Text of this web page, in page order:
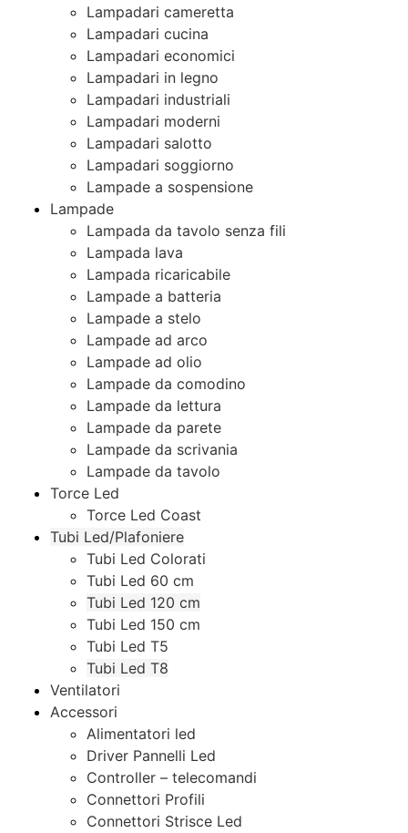
Lampadari cameretta
Lampadari cucina
Lampadari economici
Lampadari in legno
Lampadari industriali
Lampadari moderni
Lampadari salotto
Lampadari soggiorno
Lampade a sospensione
Lampade
Lampada da tavolo senza fili
Lampada lava
Lampada ricaricabile
Lampade a batteria
Lampade a stelo
Lampade ad arco
Lampade ad olio
Lampade da comodino
Lampade da lettura
Lampade da parete
Lampade da scrivania
Lampade da tavolo
Torce Led
Torce Led Coast
Tubi Led/Plafoniere
Tubi Led Colorati
Tubi Led 60 cm
Tubi Led 120 cm
Tubi Led 150 cm
Tubi Led T5
Tubi Led T8
Ventilatori
Accessori
Alimentatori led
Driver Pannelli Led
Controller – telecomandi
Connettori Profili
Connettori Strisce Led